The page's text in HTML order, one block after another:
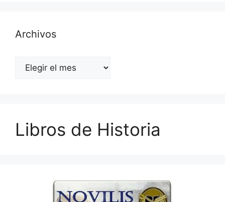
Archivos
Archivos
Libros de Historia